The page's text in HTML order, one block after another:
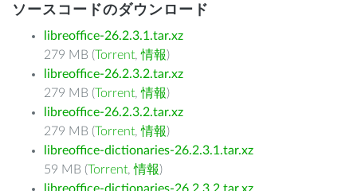
ソースコードのダウンロード
libreoffice-26.2.3.1.tar.xz
279 MB (Torrent,情報)
libreoffice-26.2.3.2.tar.xz
279 MB (Torrent,情報)
libreoffice-26.2.3.2.tar.xz
279 MB (Torrent,情報)
libreoffice-dictionaries-26.2.3.1.tar.xz
59 MB (Torrent,情報)